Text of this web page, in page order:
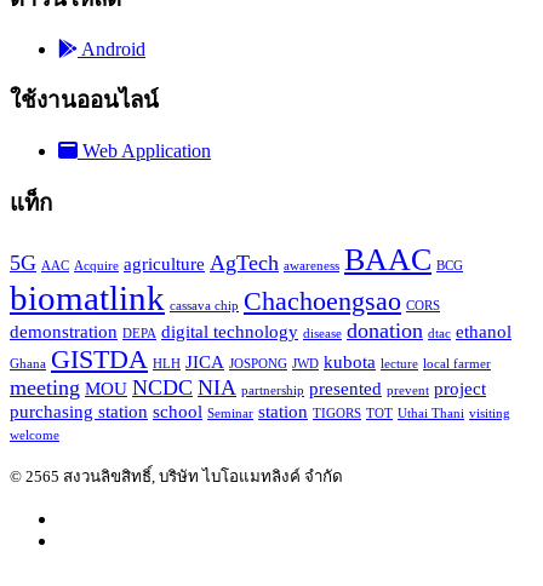
Android
ใช้งานออนไลน์
Web Application
แท็ก
5G AAC Acquire agriculture AgTech awareness BAAC BCG
biomatlink cassava chip Chachoengsao CORS
demonstration DEPA digital technology disease donation dtac ethanol
Ghana GISTDA HLH JICA JOSPONG JWD kubota lecture local farmer
meeting MOU NCDC NIA partnership presented prevent project
purchasing station school Seminar station TIGORS TOT Uthai Thani visiting
welcome
© 2565 สงวนลิขสิทธิ์, บริษัท ไบโอแมทลิงค์ จำกัด